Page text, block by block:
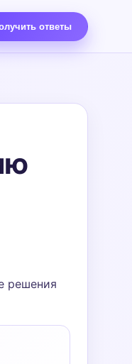
ответы
решения